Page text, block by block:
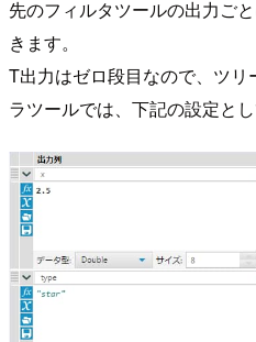
先のフィルタツールの出力ご
きます。
T出力はゼロ段目なので、ツ
ラツールでは、下記の設定とし